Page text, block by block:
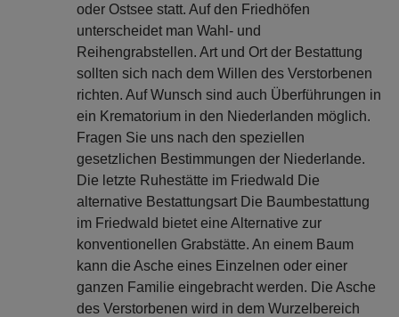
oder Ostsee statt. Auf den Friedhöfen
unterscheidet man Wahl- und
Reihengrabstellen. Art und Ort der Bestattung
sollten sich nach dem Willen des Verstorbenen
richten. Auf Wunsch sind auch Überführungen in
ein Krematorium in den Niederlanden möglich.
Fragen Sie uns nach den speziellen
gesetzlichen Bestimmungen der Niederlande.
Die letzte Ruhestätte im Friedwald Die
alternative Bestattungsart Die Baumbestattung
im Friedwald bietet eine Alternative zur
konventionellen Grabstätte. An einem Baum
kann die Asche eines Einzelnen oder einer
ganzen Familie eingebracht werden. Die Asche
des Verstorbenen wird in dem Wurzelbereich